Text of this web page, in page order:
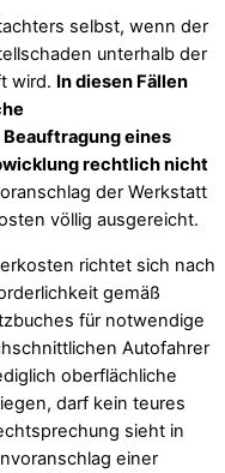
selbst, wenn der
unterhalb der
wird. In diesen Fällen
eines
rechtlich nicht
der Werkstatt
völlig ausgereicht.
richtet sich nach
gemäß
für notwendige
Autofahrer
oberflächliche
darf kein teures
sieht in
einer